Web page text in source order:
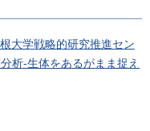
大学戦略的研究推進セン
析-生体をあるがまま捉え